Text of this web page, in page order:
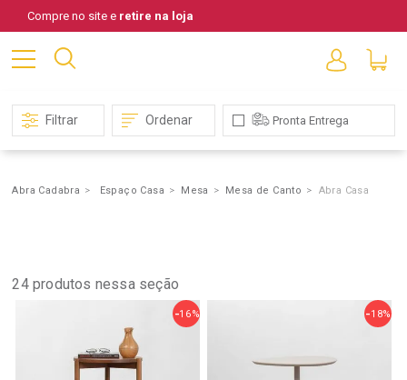
Compre no site e retire na loja
Abra Cadabra Espaço Casa Mesa Mesa de Canto Abra Casa
Filtrar Ordenar Pronta Entrega
24produtos nessa seção
16% 18%